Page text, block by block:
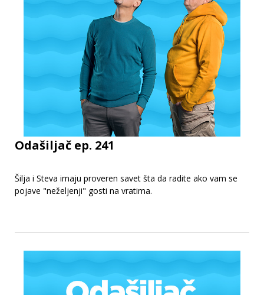
Odašiljač ep. 241
Šilja i Steva imaju proveren savet šta da radite ako vam se
pojave "neželjenji" gosti na vratima.